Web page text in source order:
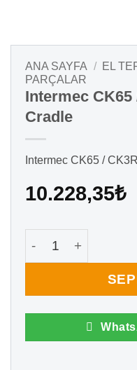
ANA SAYFA / EL
PARÇALAR
Intermec CK65
Cradle
Intermec CK65 /
10.228,35₺
Intermec CK65 /